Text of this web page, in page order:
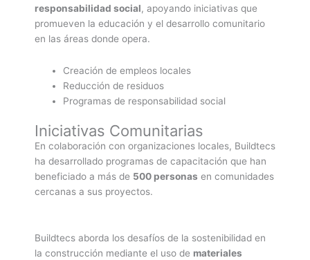
responsabilidad social, apoyando iniciativas que
promueven la educación y el desarrollo comunitario
en las áreas donde opera.
Creación de empleos locales
Reducción de residuos
Programas de responsabilidad social
Iniciativas Comunitarias
En colaboración con organizaciones locales, Buildtecs
ha desarrollado programas de capacitación que han
beneficiado a más de 500 personas en comunidades
cercanas a sus proyectos.
Buildtecs aborda los desafíos de la sostenibilidad en
la construcción mediante el uso de materiales